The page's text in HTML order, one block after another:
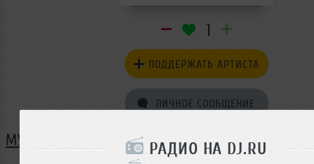
РАДИО НА DJ.RU
1
ПОДДЕРЖАТЬ АРТИСТА
ЛИЧНОЕ СООБЩЕНИЕ
МУЗЫКА MIFFODIY